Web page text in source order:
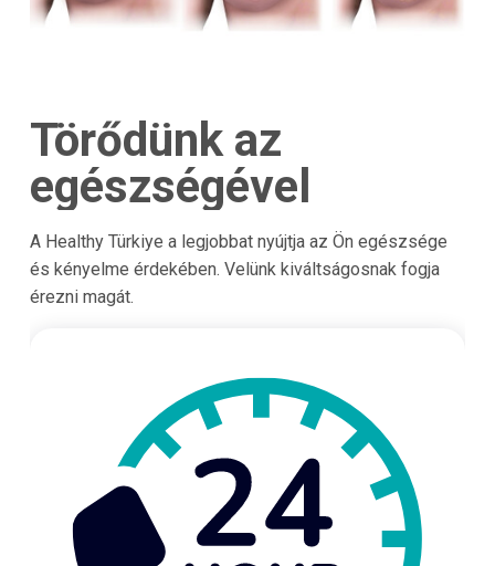
Törődünk az
egészségével
A Healthy Türkiye a legjobbat nyújtja az Ön egészsége
és kényelme érdekében. Velünk kiváltságosnak fogja
érezni magát.